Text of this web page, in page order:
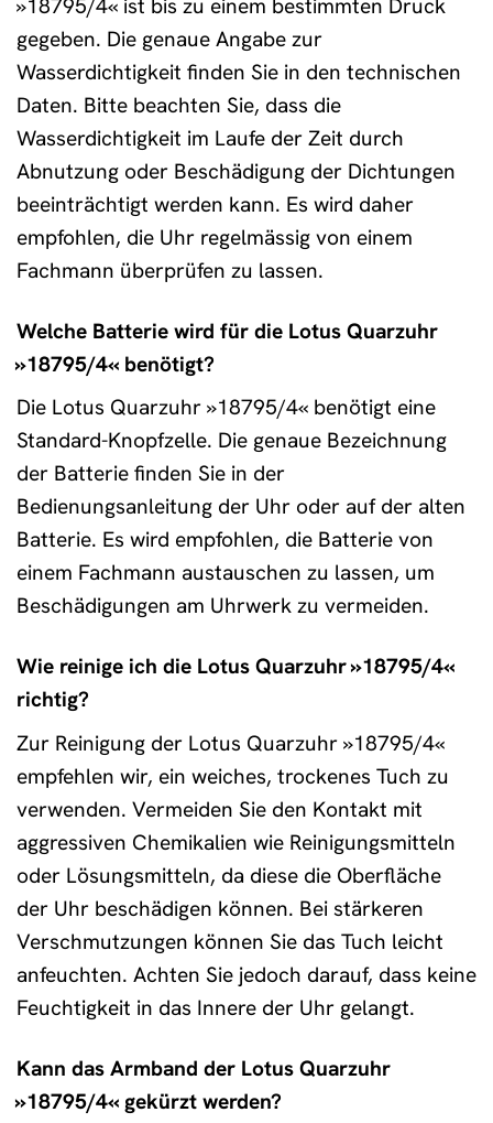
»18795/4« ist bis zu einem bestimmten Druck
gegeben. Die genaue Angabe zur
Wasserdichtigkeit finden Sie in den technischen
Daten. Bitte beachten Sie, dass die
Wasserdichtigkeit im Laufe der Zeit durch
Abnutzung oder Beschädigung der Dichtungen
beeinträchtigt werden kann. Es wird daher
empfohlen, die Uhr regelmässig von einem
Fachmann überprüfen zu lassen.
Welche Batterie wird für die Lotus Quarzuhr
»18795/4« benötigt?
Die Lotus Quarzuhr »18795/4« benötigt eine
Standard-Knopfzelle. Die genaue Bezeichnung
der Batterie finden Sie in der
Bedienungsanleitung der Uhr oder auf der alten
Batterie. Es wird empfohlen, die Batterie von
einem Fachmann austauschen zu lassen, um
Beschädigungen am Uhrwerk zu vermeiden.
Wie reinige ich die Lotus Quarzuhr »18795/4«
richtig?
Zur Reinigung der Lotus Quarzuhr »18795/4«
empfehlen wir, ein weiches, trockenes Tuch zu
verwenden. Vermeiden Sie den Kontakt mit
aggressiven Chemikalien wie Reinigungsmitteln
oder Lösungsmitteln, da diese die Oberfläche
der Uhr beschädigen können. Bei stärkeren
Verschmutzungen können Sie das Tuch leicht
anfeuchten. Achten Sie jedoch darauf, dass keine
Feuchtigkeit in das Innere der Uhr gelangt.
Kann das Armband der Lotus Quarzuhr
»18795/4« gekürzt werden?